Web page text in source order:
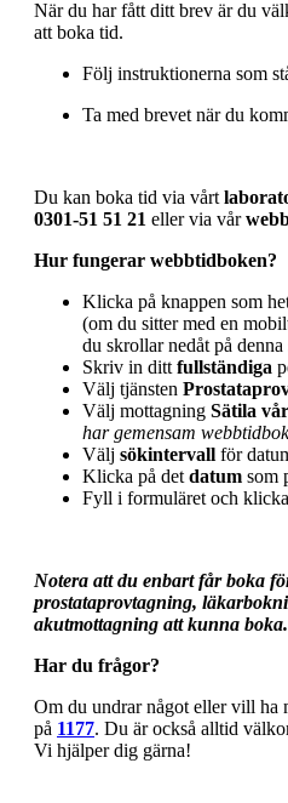
När du har fått ditt brev är du
att boka tid.
Följ instruktionerna som
Ta med brevet när du
Du kan boka tid via vårt
0301-51 51 21 eller via vår
Hur fungerar webbtidboken?
Klicka på knappen som
(om du sitter med en
du skrollar nedåt på denna
Skriv in ditt fullständiga
Välj tjänsten
Välj mottagning Sätila
har gemensam
Välj sökintervall för
Klicka på det datum som
Fyll i formuläret och
Notera att du enbart får boka
prostataprovtagning,
akutmottagning att kunna boka.
Har du frågor?
Om du undrar något eller vill ha
på 1177. Du är också alltid
Vi hjälper dig gärna!